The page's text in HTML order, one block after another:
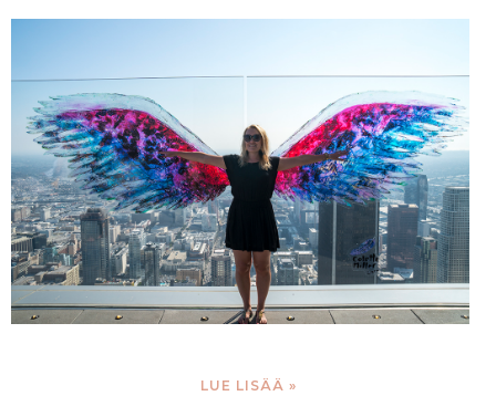
LUE LISÄÄ »